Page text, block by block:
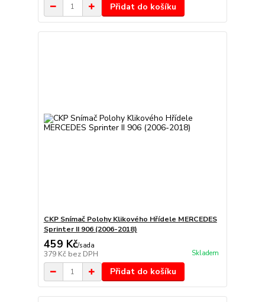
Přidat do košíku
CKP Snímač Polohy Klikového Hřídele MERCEDES
Sprinter II 906 (2006-2018)
459 Kč/sada
379 Kč bez DPH Skladem
Přidat do košíku